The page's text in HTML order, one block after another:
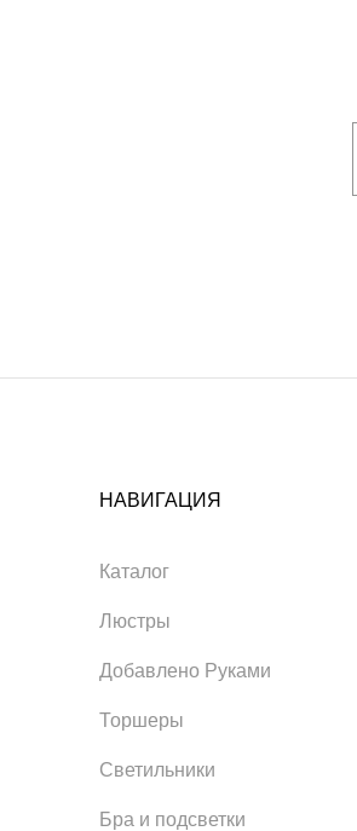
НАВИГАЦИЯ
Каталог
Люстры
Добавлено Руками
Торшеры
Светильники
Бра и подсветки